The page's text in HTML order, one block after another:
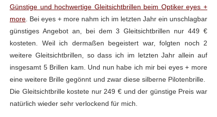
Günstige und hochwertige Gleitsichtbrillen beim Optiker eyes +
more . Bei eyes + more nahm ich im letzten Jahr ein unschlagbar
günstiges Angebot an, bei dem 3 Gleitsichtbrillen nur 449 €
kosteten. Weil ich dermaßen begeistert war, folgten noch 2
weitere Gleitsichtbrillen, so dass ich im letzten Jahr allein auf
insgesamt 5 Brillen kam. Und nun habe ich mir bei eyes + more
eine weitere Brille gegönnt und zwar diese silberne Pilotenbrille.
Die Gleitsichtbrille kostete nur 249 € und der günstige Preis war
natürlich wieder sehr verlockend für mich.